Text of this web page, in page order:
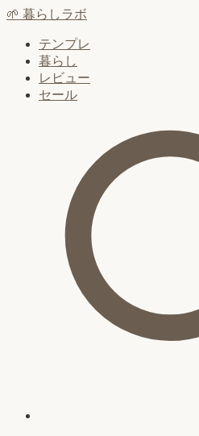
🌱 暮らしラボ
テンプレ
暮らし
レビュー
セール